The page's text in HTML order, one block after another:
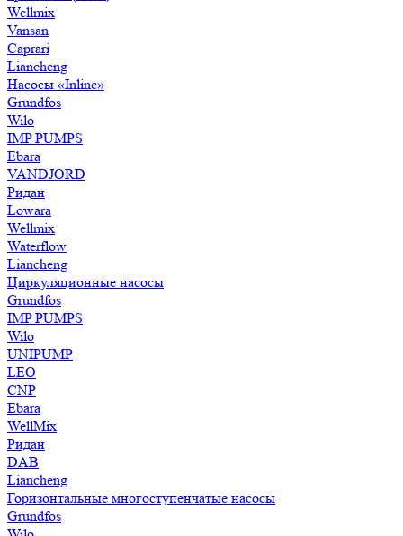
Wellmix
Vansan
Caprari
Liancheng
Насосы «Inline»
Grundfos
Wilo
IMP PUMPS
Ebara
VANDJORD
Ридан
Lowara
Wellmix
Waterflow
Liancheng
Циркуляционные насосы
Grundfos
IMP PUMPS
Wilo
UNIPUMP
LEO
CNP
Ebara
WellMix
Ридан
DAB
Liancheng
Горизонтальные многоступенчатые насосы
Grundfos